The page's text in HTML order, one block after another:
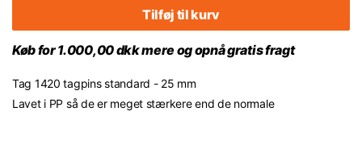
Tilføj til kurv
Køb for 1.000,00 dkk mere og opnå gratis fragt
Tag 1420 tagpins standard - 25 mm
Lavet i PP så de er meget stærkere end de normale